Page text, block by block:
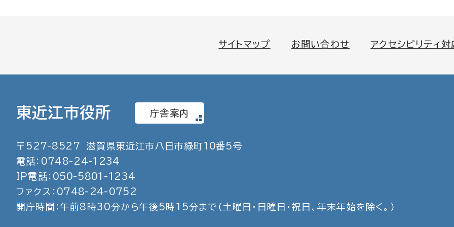
サイトマップ お問い合わせ アクセシビリティ
東近江市役所 庁舎案内
〒 527-8527 滋賀県東近江市八日市緑町10番5号
電話： 0748- 24-1234
IP電話： 050- 5801 -1234
ファクス： 0748- 24- 0752
開庁時間：午前8時30分から午後5時15分まで （土曜日・日曜日・祝日、年末年始を除く。）